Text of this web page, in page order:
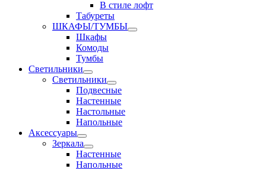
В стиле лофт
Табуреты
ШКАФЫ/ТУМБЫ
Шкафы
Комоды
Тумбы
Светильники
Светильники
Подвесные
Настенные
Настольные
Напольные
Аксессуары
Зеркала
Настенные
Напольные